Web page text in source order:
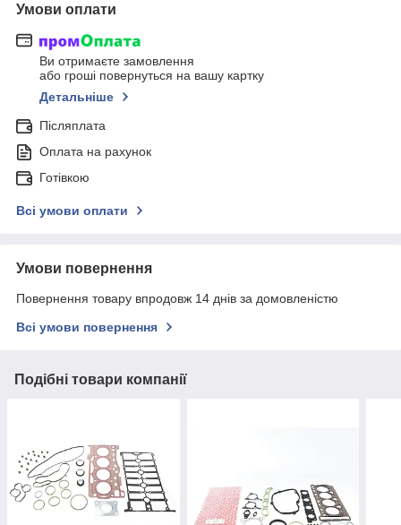
Умови оплати
Ви отримаєте замовлення
або гроші повернуться на вашу картку
Детальніше
Післяплата
Оплата на рахунок
Готівкою
Всі умови оплати
Умови повернення
Повернення товару впродовж 14 днів за домовленістю
Всі умови повернення
Подібні товари компанії